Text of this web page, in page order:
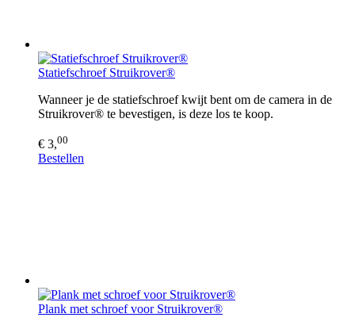
Statiefschroef Struikrover®
Wanneer je de statiefschroef kwijt bent om de camera in de
Struikrover® te bevestigen, is deze los te koop.
€ 3,00
Bestellen
Plank met schroef voor Struikrover®